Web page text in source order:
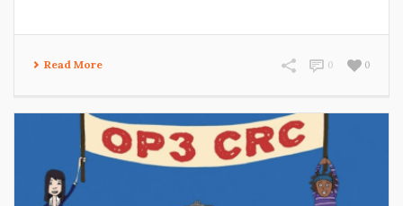
Read More 0
0